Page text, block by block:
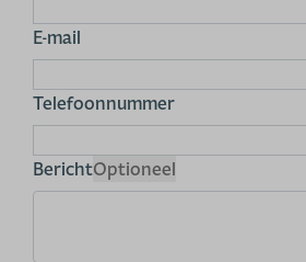
E-mail
Telefoonnummer
BerichtOptioneel